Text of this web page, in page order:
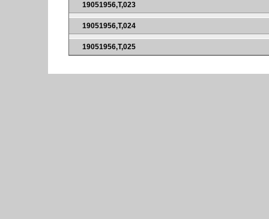
19051956,T,023
19051956,T,024
19051956,T,025